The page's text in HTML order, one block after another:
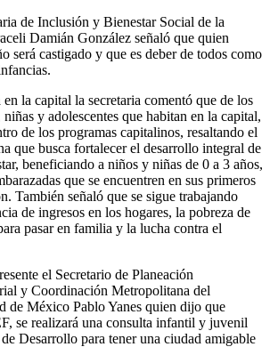
de Inclusión y Bienestar Social de la
Damián González señaló que quien
será castigado y que es deber de todos como
la capital la secretaria comentó que de los
y adolescentes que habitan en la capital,
de los programas capitalinos, resaltando el
que busca fortalecer el desarrollo integral de
beneficiando a niños y niñas de 0 a 3 años,
que se encuentren en sus primeros
También señaló que se sigue trabajando
de ingresos en los hogares, la pobreza de
pasar en familia y la lucha contra el
el Secretario de Planeación
y Coordinación Metropolitana del
de México Pablo Yanes quien dijo que
se realizará una consulta infantil y juvenil
Desarrollo para tener una ciudad amigable